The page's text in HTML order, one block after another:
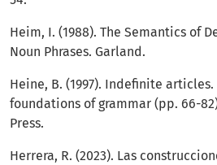
Heim, I. (1988). The Semantics of
Noun Phrases. Garland.
Heine, B. (1997). Indefinite articles.
foundations of grammar (pp. 66-
Press.
Herrera, R. (2023). Las